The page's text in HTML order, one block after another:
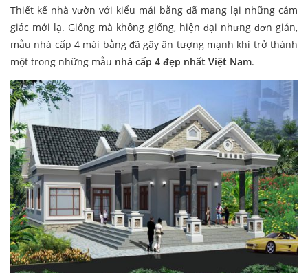
Thiết kế nhà vườn với kiểu mái bằng đã mang lại những cảm
giác mới lạ. Giống mà không giống, hiện đại nhưng đơn giản,
mẫu nhà cấp 4 mái bằng đã gây ân tượng mạnh khi trở thành
một trong những mẫu nhà cấp 4 đẹp nhất Việt Nam.